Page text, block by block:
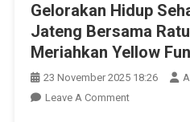
Gelorakan Hidup
Jateng Bersama
Meriahkan Yellow
23 November 2025 18:26
Leave A CommentOn